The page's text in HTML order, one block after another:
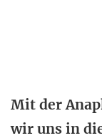
Mit der
wir uns in